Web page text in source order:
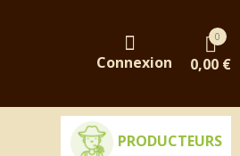
Connexion
0
0,00 €
PRODUCTEURS